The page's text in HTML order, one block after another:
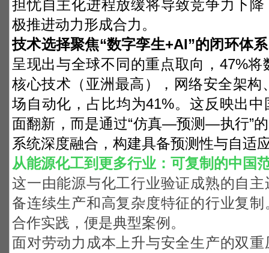
担忧自主化进程放缓将导致竞争力下
极推进动力形成合力。
技术选择聚焦“数字孪生+AI”的闭环体
呈现出与全球不同的重点取向，47%
核心技术（亚洲最高），网络安全架
场自动化，占比均为41%。这反映出
面翻新，而是通过“仿真—预测—执行”
系统深度融合，构建具备预测性与自适
从能源化工到更多行业：可复制的中国
这一由能源与化工行业验证成熟的自
备连续生产和高复杂度特征的行业复
合作实践，便是典型案例。
面对劳动力成本上升与安全生产的双